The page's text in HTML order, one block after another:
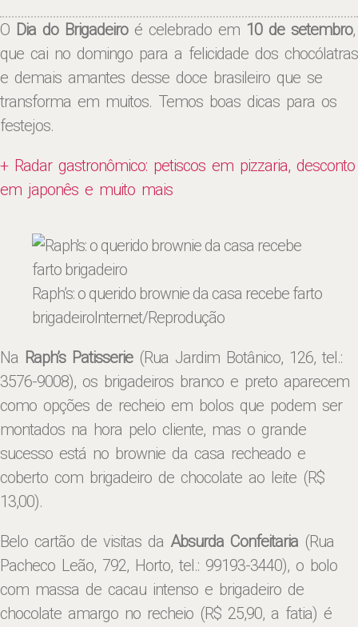
O Dia do Brigadeiroé celebrado em 10 de setembro,
que cai no domingo para a felicidade dos chocólatras
e demais amantes desse doce brasileiro que se
transforma em muitos. Temos boas dicas para os
festejos.
+ Radar gastronômico: petiscos em pizzaria, desconto
em japonês e muito mais
Raph’s: o querido brownie da casa recebe farto
brigadeiroInternet/Reprodução
Na Raph’s Patisserie(Rua Jardim Botânico, 126, tel.:
3576-9008), os brigadeiros branco e preto aparecem
como opções de recheio em bolos que podem ser
montados na hora pelo cliente, mas o grande
sucesso está no brownie da casa recheado e
coberto com brigadeiro de chocolate ao leite (R$
13,00).
Belo cartão de visitas da Absurda Confeitaria (Rua
Pacheco Leão, 792, Horto, tel.: 99193-3440), o bolo
com massa de cacau intenso e brigadeiro de
chocolate amargo no recheio (R$ 25,90, a fatia) é